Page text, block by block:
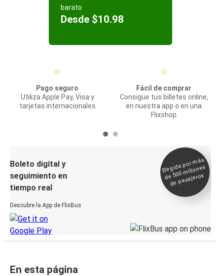
barato
Desde $10.98
Pago seguro
Utiliza Apple Pay, Visa y
tarjetas internacionales
Fácil de comprar
Consigue tus billetes online,
en nuestra app o en una
Flixshop
Boleto digital y
seguimiento en
tiempo real
Descubre la App de FlixBus
Elegida por
más
de 500
millones
de pasajeros
En esta página